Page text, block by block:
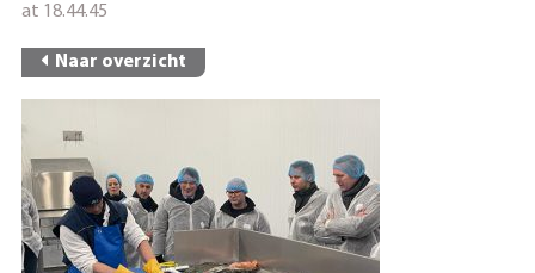
at 18.44.45
Naar overzicht